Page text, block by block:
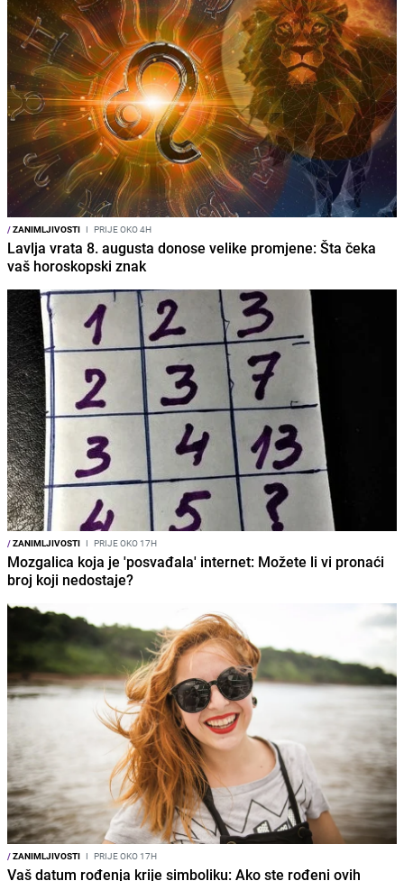
/ZANIMLJIVOSTI I PRIJE OKO 4H
Lavlja vrata 8. augusta donose velike promjene: Šta čeka
vaš horoskopski znak
/ZANIMLJIVOSTI I PRIJE OKO 17H
Mozgalica koja je 'posvađala' internet: Možete li vi pronaći
broj koji nedostaje?
/ZANIMLJIVOSTI I PRIJE OKO 17H
Vaš datum rođenja krije simboliku: Ako ste rođeni ovih